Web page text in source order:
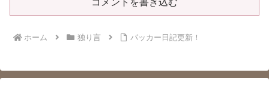
ホーム 独り言 パッカー日記更新！